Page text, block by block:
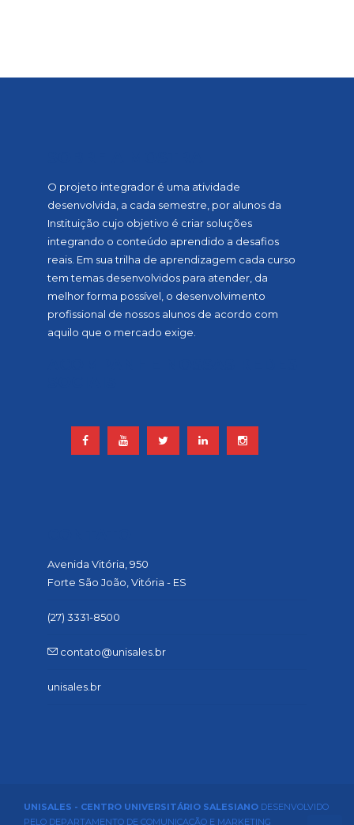
O projeto integrador é uma atividade
desenvolvida, a cada semestre, por alunos da
Instituição cujo objetivo é criar soluções
integrando o conteúdo aprendido a desafios
reais. Em sua trilha de aprendizagem cada curso
tem temas desenvolvidos para atender, da
melhor forma possível, o desenvolvimento
profissional de nossos alunos de acordo com
aquilo que o mercado exige.
Avenida Vitória, 950
Forte São João, Vitória - ES
(27) 3331-8500
contato@unisales.br
unisales.br
UNISALES - CENTRO UNIVERSITÁRIO SALESIANO DESENVOLVIDO
PELO DEPARTAMENTO DE COMUNICAÇÃO E MARKETING